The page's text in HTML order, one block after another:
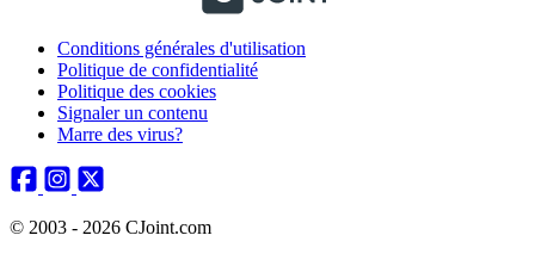
Conditions générales d'utilisation
Politique de confidentialité
Politique des cookies
Signaler un contenu
Marre des virus?
© 2003 - 2026 CJoint.com